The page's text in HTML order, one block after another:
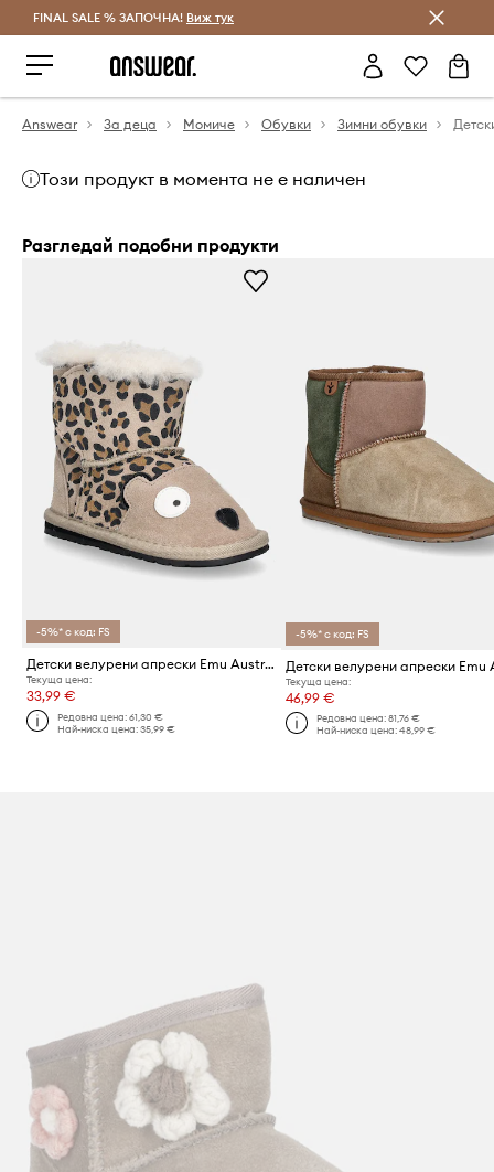
Спестявай с Answear Club
FINAL SALE % ЗАПОЧНА! Виж тук
Answear За деца Момиче Обувки Зимни обувки
Този продукт в момента не е наличен
Разгледай подобни продукти
-5%* с код: FS
Детски велурени апрески Emu Australia Cheetah Walker
Текуща цена:
33,99 €
Редовна цена:61,30 €
Най-ниска цена:35,99 €
-5%* с код: FS
Текуща цена:
46,99 €
Редовна цена: 81,76 €
Най-ниска цена: 48,99 €